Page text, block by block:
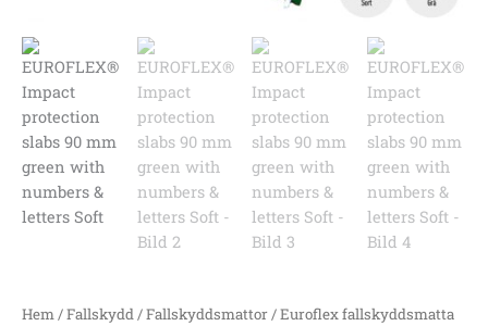
Hem/Fallskydd/Fallskyddsmattor/Euroflex fallskyddsmatta
mängd